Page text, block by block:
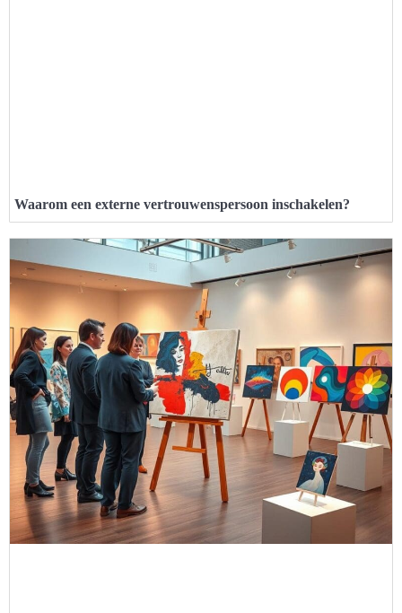
Waarom een externe vertrouwenspersoon inschakelen?